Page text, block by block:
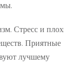
Стресс и
Приятные
лучшему